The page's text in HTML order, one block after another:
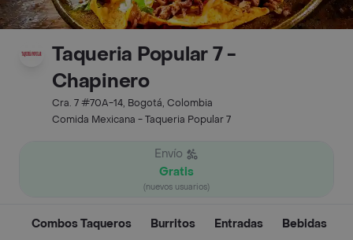
Taqueria Popular 7 -
Chapinero
Cra. 7 #70A-14, Bogotá, Colombia
Comida Mexicana - Taqueria Popular 7
Envío
Gratis
(nuevos usuarios)
Combos Taqueros Burritos Entradas Bebidas